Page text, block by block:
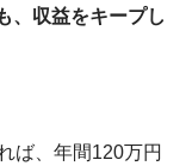
、収益をキープし
ば、年間120万円